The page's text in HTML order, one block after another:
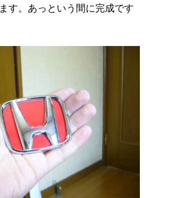
す。あっという間に完成です